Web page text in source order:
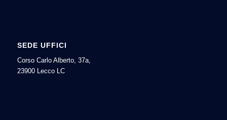
SEDE UFFICI
Corso Carlo Alberto, 37a,
23900 Lecco LC